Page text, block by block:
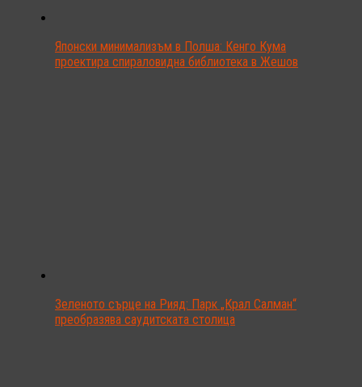
Японски минимализъм в Полша: Кенго Кума
проектира спираловидна библиотека в Жешов
Зеленото сърце на Рияд: Парк „Крал Салман“
преобразява саудитската столица